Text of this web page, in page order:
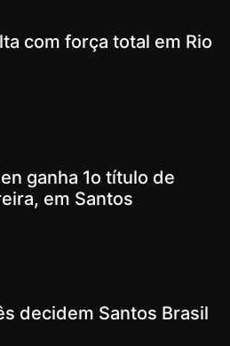
com força total em Rio
ganha 1o título de
em Santos
decidem Santos Brasil